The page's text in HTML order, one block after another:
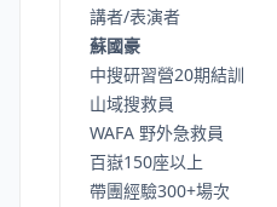
講者/表演者
蘇國豪
中搜研習營20期結訓
山域搜救員
WAFA 野外急救員
百嶽150座以上
帶團經驗300+場次